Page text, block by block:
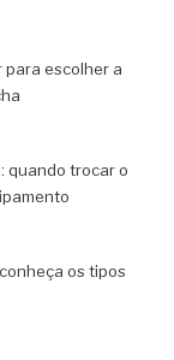
para escolher a
quando trocar o
os tipos